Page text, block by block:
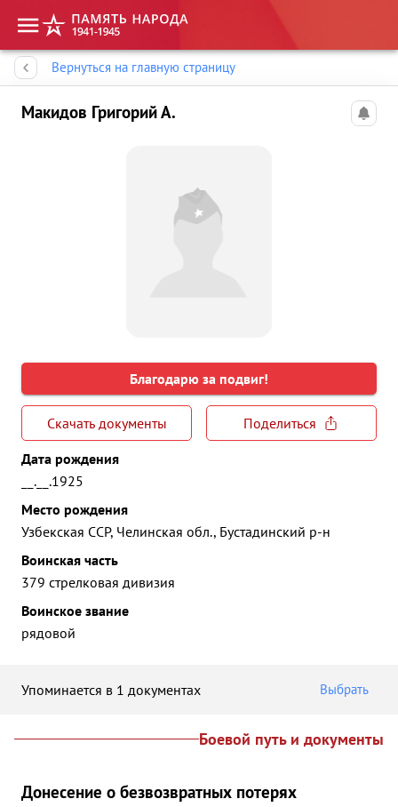
Вернуться на главную страницу
Макидов Григорий А.
Благодарю за подвиг!
Скачать документы
Поделиться
Дата рождения
__.__.1925
Место рождения
Узбекская ССР, Челинская обл., Бустадинский р-н
Воинская часть
379 стрелковая дивизия
Воинское звание
рядовой
Упоминается в 1 документах Выбрать
Боевой путь и документы
Донесение о безвозвратных потерях
Память народа